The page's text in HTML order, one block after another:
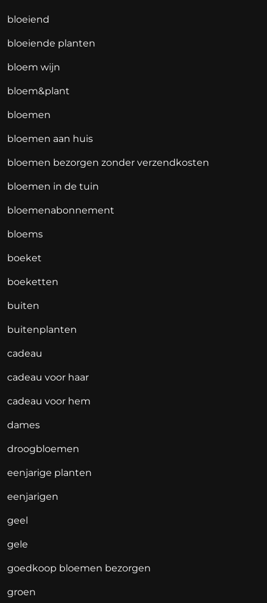
bloeiend
bloeiende planten
bloem wijn
bloem&plant
bloemen
bloemen aan huis
bloemen bezorgen zonder verzendkosten
bloemen in de tuin
bloemenabonnement
bloems
boeket
boeketten
buiten
buitenplanten
cadeau
cadeau voor haar
cadeau voor hem
dames
droogbloemen
eenjarige planten
eenjarigen
geel
gele
goedkoop bloemen bezorgen
groen